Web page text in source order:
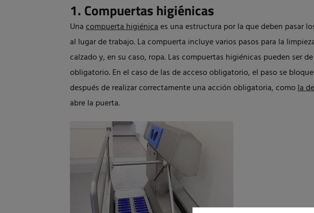
1. Compuertas higiénicas
Unacompuerta higiénicaes una estructura por la que deben pasar
al lugar de trabajo. La compuerta incluye varios pasos para la
calzado y, en su caso, ropa. Las compuertas higiénicas pueden ser
obligatorio. En el caso de las de acceso obligatorio, el paso se
después de realizar correctamente una acción obligatoria, comola
abre la puerta.